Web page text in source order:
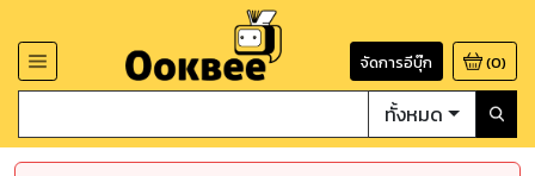
จัดการอีบุ๊ก (0)
ทั้งหมด